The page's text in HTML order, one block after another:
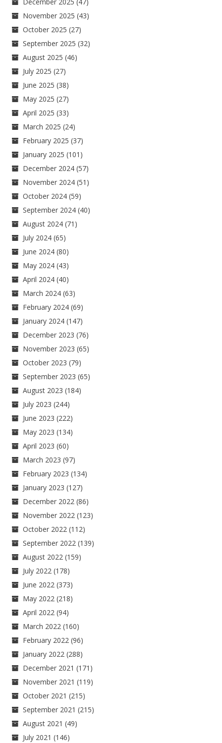
November 2025 (43)
October 2025 (27)
September 2025 (32)
August 2025 (46)
July 2025 (27)
June 2025 (38)
May 2025 (27)
April 2025 (33)
March 2025 (24)
February 2025 (37)
January 2025 (101)
December 2024 (57)
November 2024 (51)
October 2024 (59)
September 2024 (40)
August 2024 (71)
July 2024 (65)
June 2024 (80)
May 2024 (43)
April 2024 (40)
March 2024 (63)
February 2024 (69)
January 2024 (147)
December 2023 (76)
November 2023 (65)
October 2023 (79)
September 2023 (65)
August 2023 (184)
July 2023 (244)
June 2023 (222)
May 2023 (134)
April 2023 (60)
March 2023 (97)
February 2023 (134)
January 2023 (127)
December 2022 (86)
November 2022 (123)
October 2022 (112)
September 2022 (139)
August 2022 (159)
July 2022 (178)
June 2022 (373)
May 2022 (218)
April 2022 (94)
March 2022 (160)
February 2022 (96)
January 2022 (288)
December 2021 (171)
November 2021 (119)
October 2021 (215)
September 2021 (215)
August 2021 (49)
July 2021 (146)